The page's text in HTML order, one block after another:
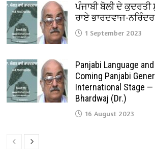
ਪੰਜਾਬੀ ਬੋਲੀ ਦੇ
ਰਾਏ ਭਾਰਦਵਾਜ-
1 September 2023
Panjabi Language
Coming Panjabi
International Stage —
Bhardwaj (Dr.)
16 August 2023